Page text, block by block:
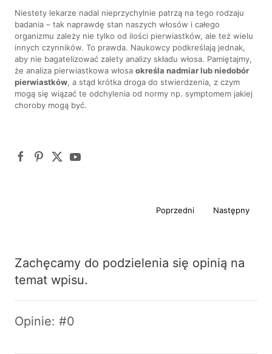
Niestety lekarze nadal nieprzychylnie patrzą na tego rodzaju
badania – tak naprawdę stan naszych włosów i całego
organizmu zależy nie tylko od ilości pierwiastków, ale też wielu
innych czynników. To prawda. Naukowcy podkreślają jednak,
aby nie bagatelizować zalety analizy składu włosa. Pamiętajmy,
że analiza pierwiastkowa włosaokreśla nadmiar lub niedobór
pierwiastków, a stąd krótka droga do stwierdzenia, z czym
mogą się wiązać te odchylenia od normy np. symptomem jakiej
choroby mogą być.
Poprzedni Następny
Zachęcamy do podzielenia się opinią na
temat wpisu.
Opinie: #0